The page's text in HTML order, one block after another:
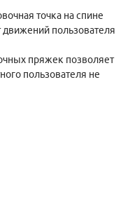
точка на спине
движений пользователя
пряжек позволяет
пользователя не